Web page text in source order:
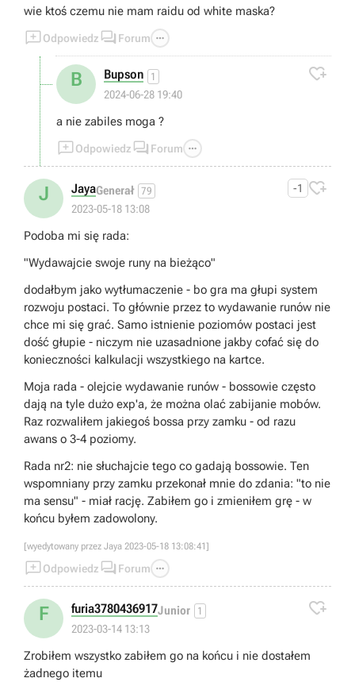
wie ktoś czemu nie mam raidu od white maska?
Odpowiedz  Forum 
B Bupson 1
2024-06-28 19:40

a nie zabiles moga ?
Odpowiedz  Forum 
J JayaGenerał 79
2023-05-18 13:08
-1 
Podoba mi się rada:
"Wydawajcie swoje runy na bieżąco"
dodałbym jako wytłumaczenie - bo gra ma głupi system
rozwoju postaci. To głównie przez to wydawanie runów nie
chce mi się grać. Samo istnienie poziomów postaci jest
dość głupie - niczym nie uzasadnione jakby cofać się do
konieczności kalkulacji wszystkiego na kartce.
Moja rada - olejcie wydawanie runów - bossowie często
dają na tyle dużo exp'a, że można olać zabijanie mobów.
Raz rozwaliłem jakiegoś bossa przy zamku - od razu
awans o 3-4 poziomy.
Rada nr2: nie słuchajcie tego co gadają bossowie. Ten
wspomniany przy zamku przekonał mnie do zdania: "to nie
ma sensu" - miał rację. Zabiłem go i zmieniłem grę - w
końcu byłem zadowolony.
[wyedytowany przez Jaya 2023-05-18 13:08:41]
Odpowiedz  Forum 
F furia3780436917Junior 1
2023-03-14 13:13

Zrobiłem wszystko zabiłem go na końcu i nie dostałem
żadnego itemu